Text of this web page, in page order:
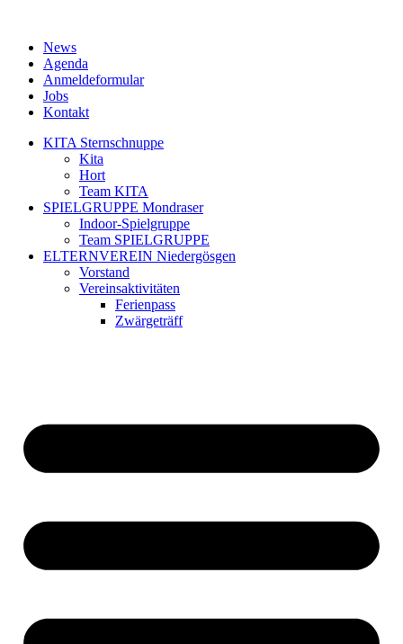
News
Agenda
Anmeldeformular
Jobs
Kontakt
KITA Sternschnuppe
Kita
Hort
Team KITA
SPIELGRUPPE Mondraser
Indoor-Spielgruppe
Team SPIELGRUPPE
ELTERNVEREIN Niedergösgen
Vorstand
Vereinsaktivitäten
Ferienpass
Zwärgeträff